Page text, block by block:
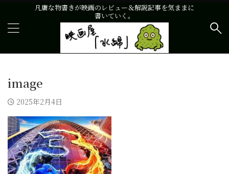
凡庸な物書きが映画のレビュー＆解説記事を気ままに
書いていく。
image
2025年2月4日